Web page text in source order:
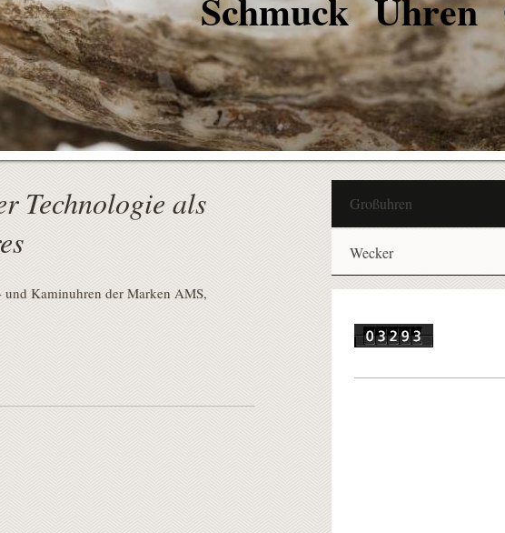
Technologie als
Kaminuhren der Marken AMS,
Großuhren
Wecker